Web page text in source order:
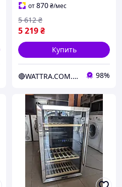
от870₴/мес
5 219₴
5 612 ₴
Купить
🔴WATTRA.COM.UA - дело техники... 98%